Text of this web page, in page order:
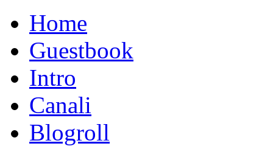
Home
Guestbook
Intro
Canali
Blogroll